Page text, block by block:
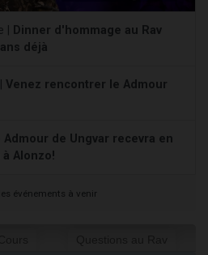
|
Dinner d'hommage au Rav
déjà
Venez rencontrer le Admour
Admour de Ungvar recevra en
Alonzo!
événements à venir